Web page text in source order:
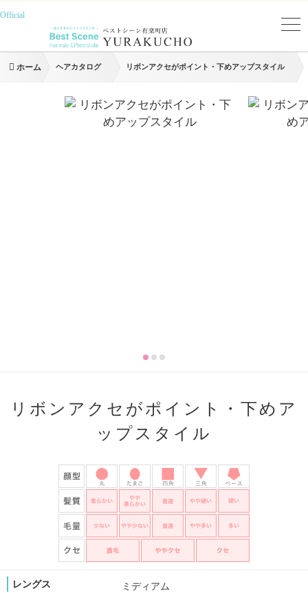
Official
ホーム ヘアカタログ リボンアクセがポイント・下めアップスタイル
リボンアクセがポイント・下めア
ップスタイル
レングス ミディアム